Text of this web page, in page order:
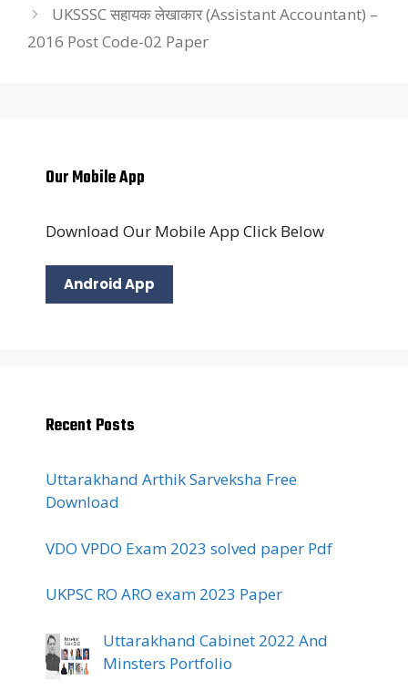
UKSSSC सहायक लेखाकार (Assistant Accountant) –
2016 Post Code-02 Paper
Our Mobile App
Download Our Mobile App Click Below
Android App
Recent Posts
Uttarakhand Arthik Sarveksha Free
Download
VDO VPDO Exam 2023 solved paper Pdf
UKPSC RO ARO exam 2023 Paper
Uttarakhand Cabinet 2022 And
Minsters Portfolio